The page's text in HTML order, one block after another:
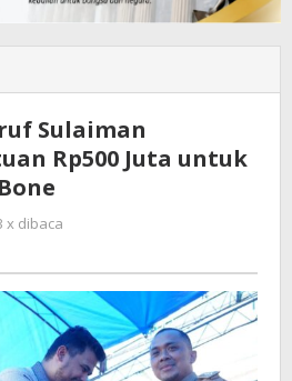
Sulaiman
Rp500 Juta untuk
x dibaca